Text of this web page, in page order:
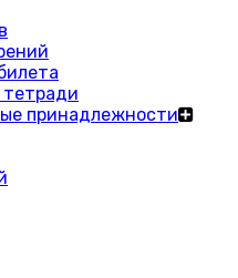
принадлежности